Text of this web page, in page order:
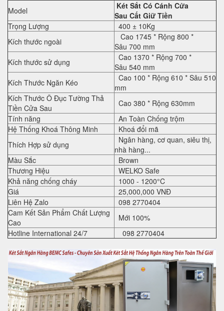
Model
Két Sắt Có Cánh Cửa
Sau Cất Giữ Tiền
Trọng Lượng
400 ± 10Kg
Kích thước ngoài
Cao 1745 * Rộng 800 *
Sâu 700 mm
Kích thước sử dụng
Cao 1370 * Rộng 700 *
Sâu 540 mm
Kích Thước Ngăn Kéo
Cao 100 * Rộng 610 * Sâu 510
mm
Kích Thước Ô Đục Tường Thả
Tiền Cửa Sau
Cao 380 * Rộng 630mm
Tính năng
An Toàn Chống trộm
Hệ Thống Khoá Thông Minh
Khoá đổi mã
Thích Hợp sử dụng
Ngân hàng, cơ quan, siêu thị,
nhà hàng...
Màu Sắc
Brown
Thương Hiệu
WELKO Safe
Khả năng chống cháy
1000 - 1200°C
Giá
25,000,000 VNĐ
Liên Hệ Zalo
098 2770404
Cam Kết Sản Phẩm Chất Lượng
Cao
Mới 100%
Hotline International 24/7
098 2770404